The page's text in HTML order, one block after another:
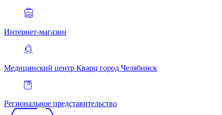
Интернет-магазин
Медицинский центр Кварц город Челябинск
Региональное представительство